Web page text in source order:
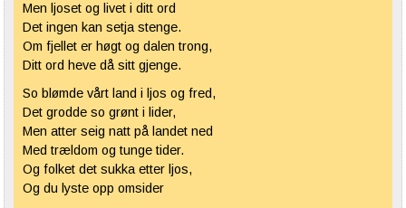
Men ljosetog livet i ditt ord
Det ingen kan setjastenge.
Om fjellet er høgt og dalentrong,
Ditt ord hevedå sitt gjenge.
So blømdevårt land i ljos og fred,
Det grodde so grønt i lider,
Men atter seig natt på landet ned
Med trældom og tunge tider.
Og folket det sukka etter ljos,
Og du lyste opp omsider